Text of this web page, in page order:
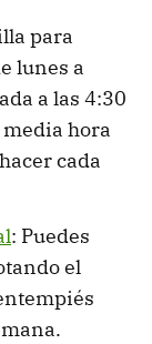
para
lunes a
a las 4:30
hora
cada
: Puedes
el